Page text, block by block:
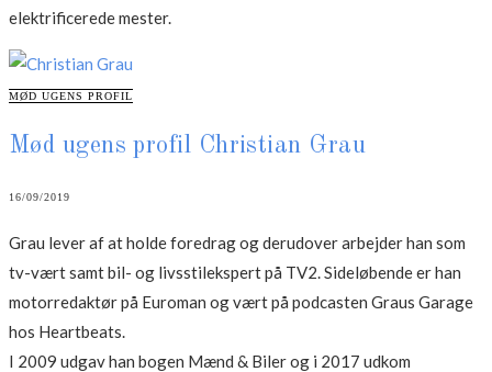
elektrificerede mester.
CATEGORIES
MØD UGENS PROFIL
Mød ugens profil Christian Grau
16/09/2019
Grau lever af at holde foredrag og derudover arbejder han som
tv-vært samt bil- og livsstilekspert på TV2. Sideløbende er han
motorredaktør på Euroman og vært på podcasten Graus Garage
hos Heartbeats.
I 2009 udgav han bogen Mænd & Biler og i 2017 udkom